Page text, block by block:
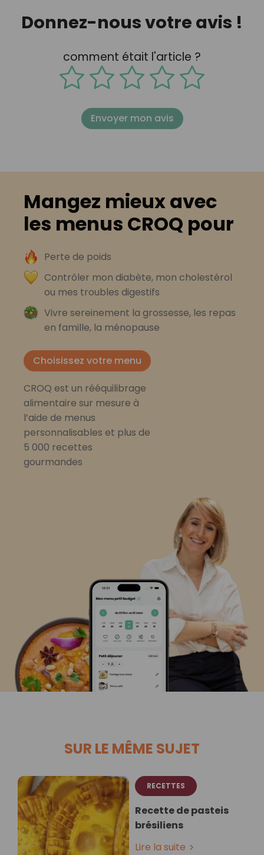
Donnez-nous votre avis !
comment était l'article ?
Envoyer mon avis
Mangez mieux avec
les menus CROQ pour
Perte de poids
Contrôler mon diabète, mon cholestérol
ou mes troubles digestifs
Vivre sereinement la grossesse, les repas
en famille, la ménopause
Choisissez votre menu
CROQ est un rééquilibrage
alimentaire sur mesure à
l’aide de menus
personnalisables et plus de
5 000 recettes
gourmandes
SUR LE MÊME SUJET
RECETTES
Recette de pasteis
brésiliens
Lire la suite